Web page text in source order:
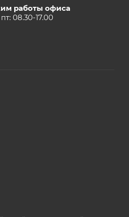
работы офиса
08.30-17.00